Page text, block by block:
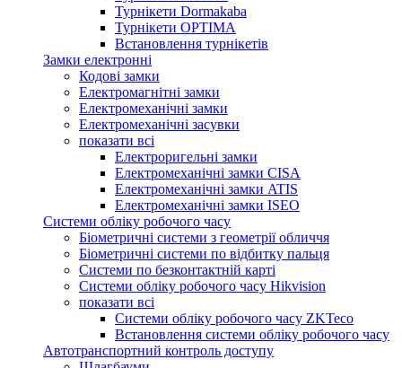
Турнікети Dormakaba
Турнікети OPTIMA
Встановлення турнікетів
Замки електронні
Кодові замки
Електромагнітні замки
Електромеханічні замки
Електромеханічні засувки
показати всі
Електроригельні замки
Електромеханічні замки CISA
Електромеханічні замки ATIS
Електромеханічні замки ISEO
Системи обліку робочого часу
Біометричні системи з геометрії обличчя
Біометричні системи по відбитку пальця
Системи по безконтактній карті
Системи обліку робочого часу Hikvision
показати всі
Системи обліку робочого часу ZKTeco
Встановлення системи обліку робочого часу
Автотранспортний контроль доступу